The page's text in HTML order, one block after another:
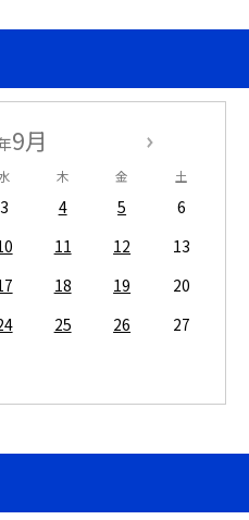
9月
木 金 土
3 4 5
6
11 12
13
18 19
20
25 26
27